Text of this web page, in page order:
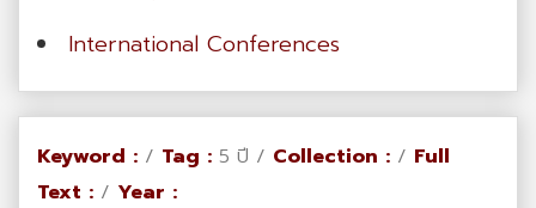
International Conferences
Keyword : / Tag : 5 ปี / Collection : / Full
Text : / Year :